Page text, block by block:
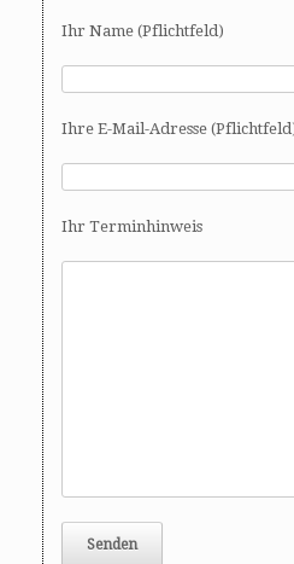
Ihr Name (Pflichtfeld)
Ihre E-Mail-Adresse
Ihr Terminhinweis